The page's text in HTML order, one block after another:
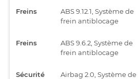
Freins
ABS 9.12.1, Système de
frein antiblocage
Freins
ABS 9.6.2, Système de
frein antiblocage
Sécurité
Airbag 2.0, Système de